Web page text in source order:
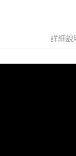
詳細說